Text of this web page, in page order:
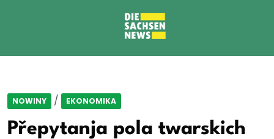
NOWINY / EKONOMIKA
Přepytanja pola twarskich